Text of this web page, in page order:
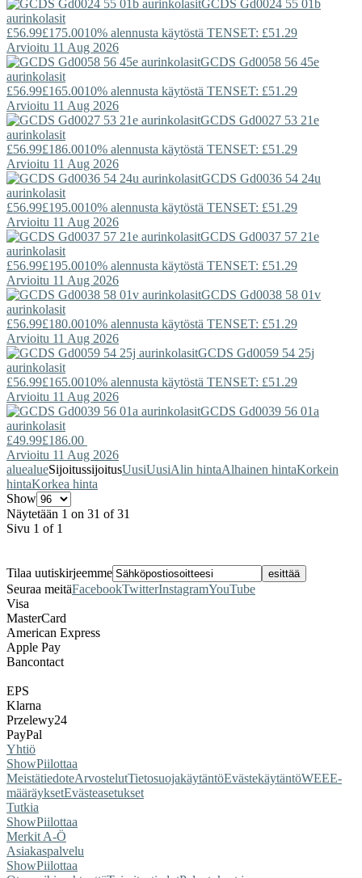
GCDS Gd0024 55 01b
aurinkolasit
£56.99£175.0010% alennusta käytöstä TENSET: £51.29
Arvioitu 11 Aug 2026
GCDS Gd0058 56 45e
aurinkolasit
£56.99£165.0010% alennusta käytöstä TENSET: £51.29
Arvioitu 11 Aug 2026
GCDS Gd0027 53 21e
aurinkolasit
£56.99£186.0010% alennusta käytöstä TENSET: £51.29
Arvioitu 11 Aug 2026
GCDS Gd0036 54 24u
aurinkolasit
£56.99£195.0010% alennusta käytöstä TENSET: £51.29
Arvioitu 11 Aug 2026
GCDS Gd0037 57 21e
aurinkolasit
£56.99£195.0010% alennusta käytöstä TENSET: £51.29
Arvioitu 11 Aug 2026
GCDS Gd0038 58 01v
aurinkolasit
£56.99£180.0010% alennusta käytöstä TENSET: £51.29
Arvioitu 11 Aug 2026
GCDS Gd0059 54 25j
aurinkolasit
£56.99£165.0010% alennusta käytöstä TENSET: £51.29
Arvioitu 11 Aug 2026
GCDS Gd0039 56 01a
aurinkolasit
£49.99£186.00
Arvioitu 11 Aug 2026
aluealueSijoitussijoitusUusiUusiAlin hintaAlhainen hintaKorkein
hintaKorkea hinta
Show
Näytetään 1 on 31 of 31
Sivu 1 of 1
Tilaa uutiskirjeemme
Seuraa meitäFacebookTwitterInstagramYouTube
Visa
MasterCard
American Express
Apple Pay
Bancontact
EPS
Klarna
Przelewy24
PayPal
Yhtiö
ShowPiilottaa
MeistätiedoteArvostelutTietosuojakäytäntöEvästekäytäntöWEEE-
määräyksetEvästeasetukset
Tutkia
ShowPiilottaa
Merkit A-Ö
Asiakaspalvelu
ShowPiilottaa